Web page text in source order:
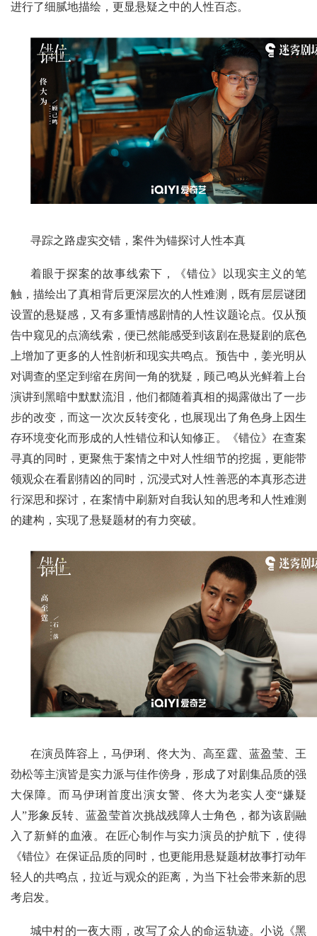
进行了细腻地描绘，更显悬疑之中的人性百态。
寻踪之路虚实交错，案件为锚探讨人性本真
着眼于探案的故事线索下，《错位》以现实主义的笔
触，描绘出了真相背后更深层次的人性难测，既有层层谜团
设置的悬疑感，又有多重情感剧情的人性议题论点。仅从预
告中窥见的点滴线索，便已然能感受到该剧在悬疑剧的底色
上增加了更多的人性剖析和现实共鸣点。预告中，姜光明从
对调查的坚定到缩在房间一角的犹疑，顾己鸣从光鲜着上台
演讲到黑暗中默默流泪，他们都随着真相的揭露做出了一步
步的改变，而这一次次反转变化，也展现出了角色身上因生
存环境变化而形成的人性错位和认知修正。《错位》在查案
寻真的同时，更聚焦于案情之中对人性细节的挖掘，更能带
领观众在看剧猜凶的同时，沉浸式对人性善恶的本真形态进
行深思和探讨，在案情中刷新对自我认知的思考和人性难测
的建构，实现了悬疑题材的有力突破。
在演员阵容上，马伊琍、佟大为、高至霆、蓝盈莹、王
劲松等主演皆是实力派与佳作傍身，形成了对剧集品质的强
大保障。而马伊琍首度出演女警、佟大为老实人变“嫌疑
人”形象反转、蓝盈莹首次挑战残障人士角色，都为该剧融
入了新鲜的血液。在匠心制作与实力演员的护航下，使得
《错位》在保证品质的同时，也更能用悬疑题材故事打动年
轻人的共鸣点，拉近与观众的距离，为当下社会带来新的思
考启发。
城中村的一夜大雨，改写了众人的命运轨迹。小说《黑